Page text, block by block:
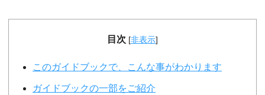
目次 [非表示]
このガイドブックで、こんな事がわかります
ガイドブックの一部をご紹介